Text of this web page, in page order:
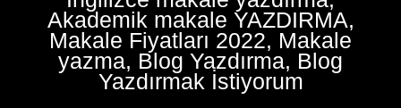
Akademik makale YAZDIRMA,
Makale Fiyatları 2022, Makale
yazma, Blog Yazdırma, Blog
Yazdırmak İstiyorum